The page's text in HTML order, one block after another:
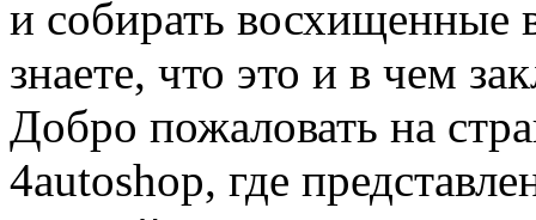
и собирать
знаете, что это и в чем
Добро пожаловать на
4autoshop, где